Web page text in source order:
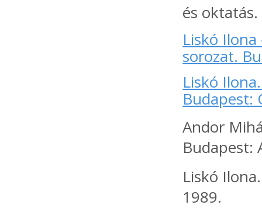
és
Liskó
sorozat.
Liskó
Budapest:
Andor
Budapest:
Liskó
1989.